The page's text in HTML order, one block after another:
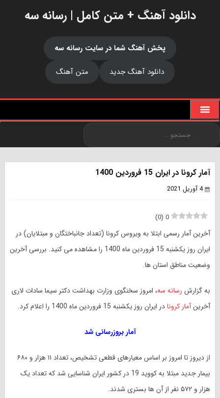
دانلود آهنگ + متن کامل | رسانه سه
پخش آهنگ شما در سایت رسانه سه
دانلود آهنگ جدید
متن آهنگ
آمار کرونا در ایران 15 فروردین 1400
4 آوریل 2021
0
(
0
)
آخرین آمار رسمی ابتلا به ویروس کرونا (تعداد جانباختگان و مبتلایان) در
ایران روز یکشنبه 15 فروردین ماه 1400 را مشاهده می کنید. بررسی آخرین
وضعیت مناطق استان ها.
به گزارش رسانه سه، امروز سخنگوی وزارت بهداشت دکتر سیما سادات لاری
آخرینآمار کرونادر ایران روز یکشنبه 15 فروردین ماه 1400 را اعلام کرد.
آمار بروزرسانی شد
از دیروز تا امروز بر اساس معیار‌های قطعی تشخیص، تعداد ۱۱ هزار و ۶۸۰
بیمار جدید مبتلا به کووید 19 در کشور ایران شناسایی شد که تعداد یک
هزار و ۵۷۲ نفر از آن ها بستری شدند.